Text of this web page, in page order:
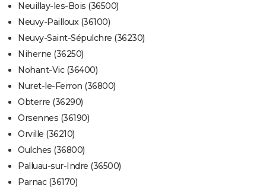
Neuillay-les-Bois (36500)
Neuvy-Pailloux (36100)
Neuvy-Saint-Sépulchre (36230)
Niherne (36250)
Nohant-Vic (36400)
Nuret-le-Ferron (36800)
Obterre (36290)
Orsennes (36190)
Orville (36210)
Oulches (36800)
Palluau-sur-Indre (36500)
Parnac (36170)